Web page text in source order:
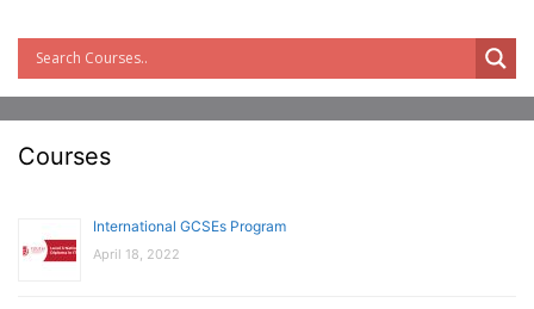
Courses
International GCSEs Program
April 18, 2022